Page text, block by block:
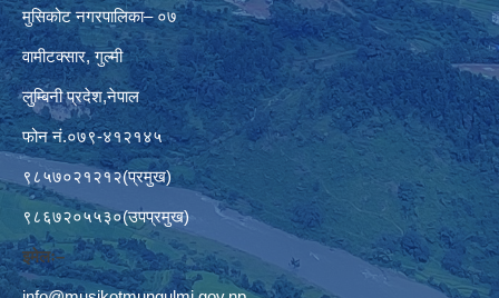
मुसिकोट नगरपालिका– ०७
वामीटक्सार, गुल्मी
लुम्बिनी प्रदेश,नेपाल
फोन नं.०७९-४१२१४५
९८५७०२१२१२(प्रमुख)
९८६७२०५५३०(उपप्रमुख)
इमेलः–